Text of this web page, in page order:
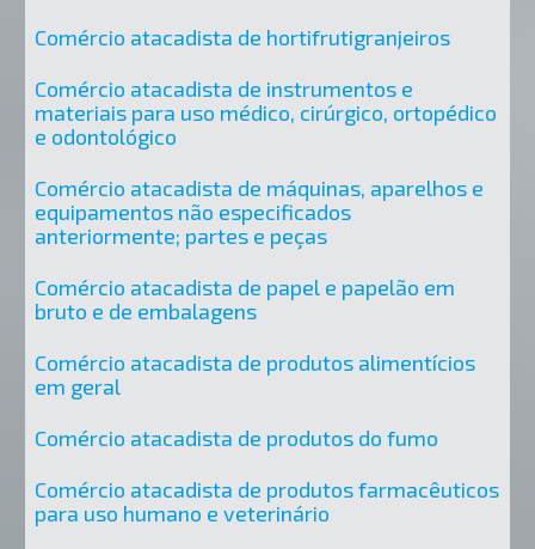
Comércio atacadista de hortifrutigranjeiros
Comércio atacadista de instrumentos e
materiais para uso médico, cirúrgico, ortopédico
e odontológico
Comércio atacadista de máquinas, aparelhos e
equipamentos não especificados
anteriormente; partes e peças
Comércio atacadista de papel e papelão em
bruto e de embalagens
Comércio atacadista de produtos alimentícios
em geral
Comércio atacadista de produtos do fumo
Comércio atacadista de produtos farmacêuticos
para uso humano e veterinário